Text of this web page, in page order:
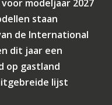
voor modeljaar 2027
staan
de International
dit jaar een
op gastland
lijst